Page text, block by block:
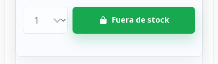
Fuera de stock